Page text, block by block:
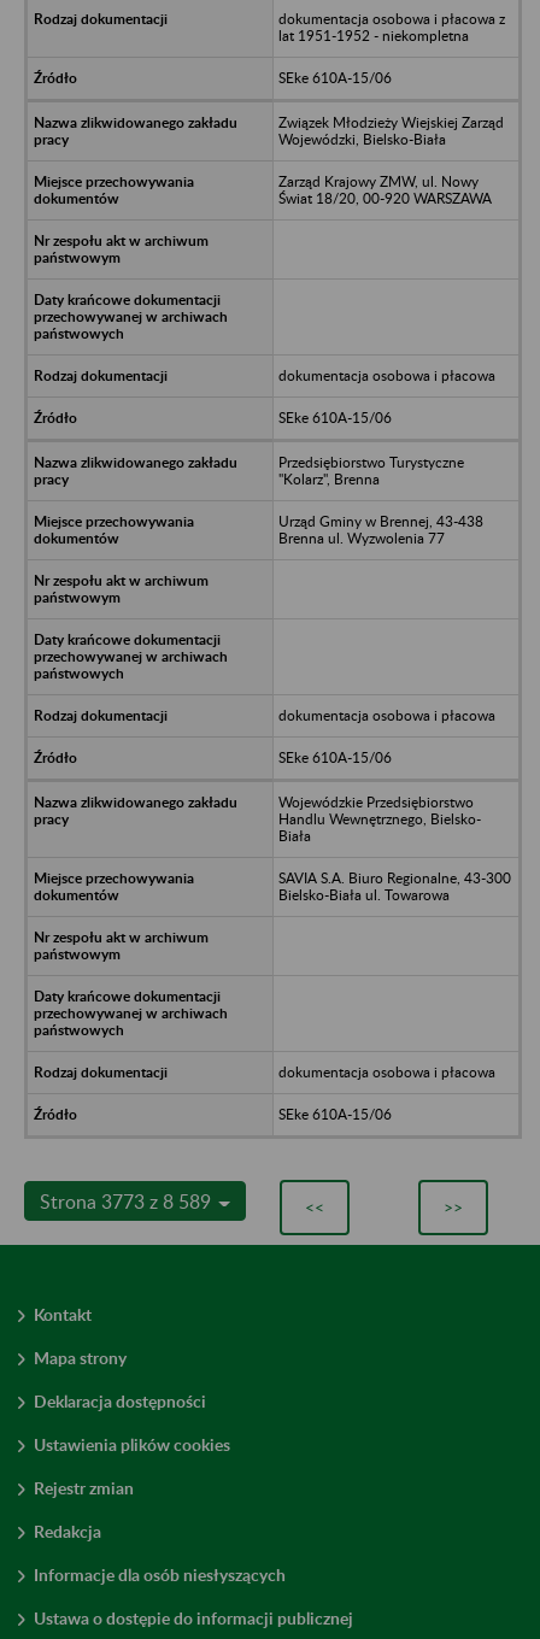
dokumentacja osobowa i płacowa z
lat 1951-1952 - niekompletna
SEke 610A-15/06
Związek Młodzieży Wiejskiej Zarząd
Wojewódzki, Bielsko-Biała
Zarząd Krajowy ZMW, ul. Nowy
Świat 18/20, 00-920 WARSZAWA
dokumentacja osobowa i płacowa
SEke 610A-15/06
Przedsiębiorstwo Turystyczne
"Kolarz", Brenna
Urząd Gminy w Brennej, 43-438
Brenna ul. Wyzwolenia 77
dokumentacja osobowa i płacowa
SEke 610A-15/06
Wojewódzkie Przedsiębiorstwo
Handlu Wewnętrznego, Bielsko-
Biała
SAVIA S.A. Biuro Regionalne, 43-300
Bielsko-Biała ul. Towarowa
dokumentacja osobowa i płacowa
SEke 610A-15/06
Strona 3773 z 8 589 << >>
Kontakt
Mapa strony
Deklaracja dostępności
Ustawienia plików cookies
Rejestr zmian
Redakcja
Informacje dla osób niesłyszących
Ustawa o dostępie do informacji publicznej